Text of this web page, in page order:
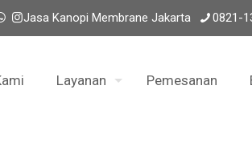
Jasa Kanopi Membrane Jakarta 0821-
Layanan Pemesanan